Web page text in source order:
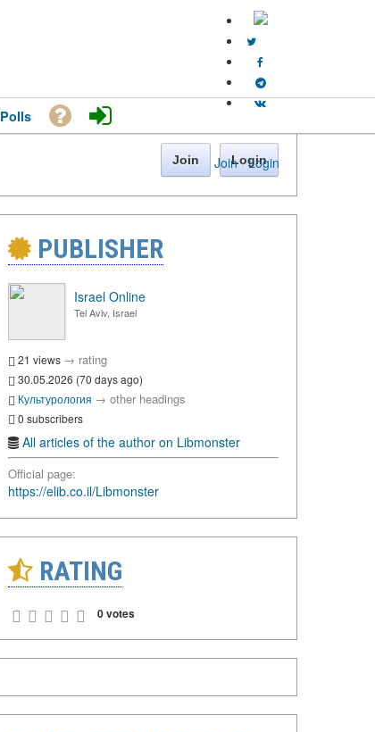
Join · Login
Polls
Join Login
PUBLISHER
Israel Online
Tel Aviv, Israel
21 views → rating
30.05.2026 (70 days ago)
Культурология → other headings
0 subscribers
All articles of the author on Libmonster
Official page:
https://elib.co.il/Libmonster
RATING
0 votes